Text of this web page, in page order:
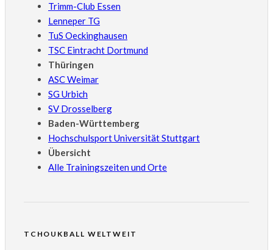
Trimm-Club Essen
Lenneper TG
TuS Oeckinghausen
TSC Eintracht Dortmund
Thüringen
ASC Weimar
SG Urbich
SV Drosselberg
Baden-Württemberg
Hochschulsport Universität Stuttgart
Übersicht
Alle Trainingszeiten und Orte
TCHOUKBALL WELTWEIT